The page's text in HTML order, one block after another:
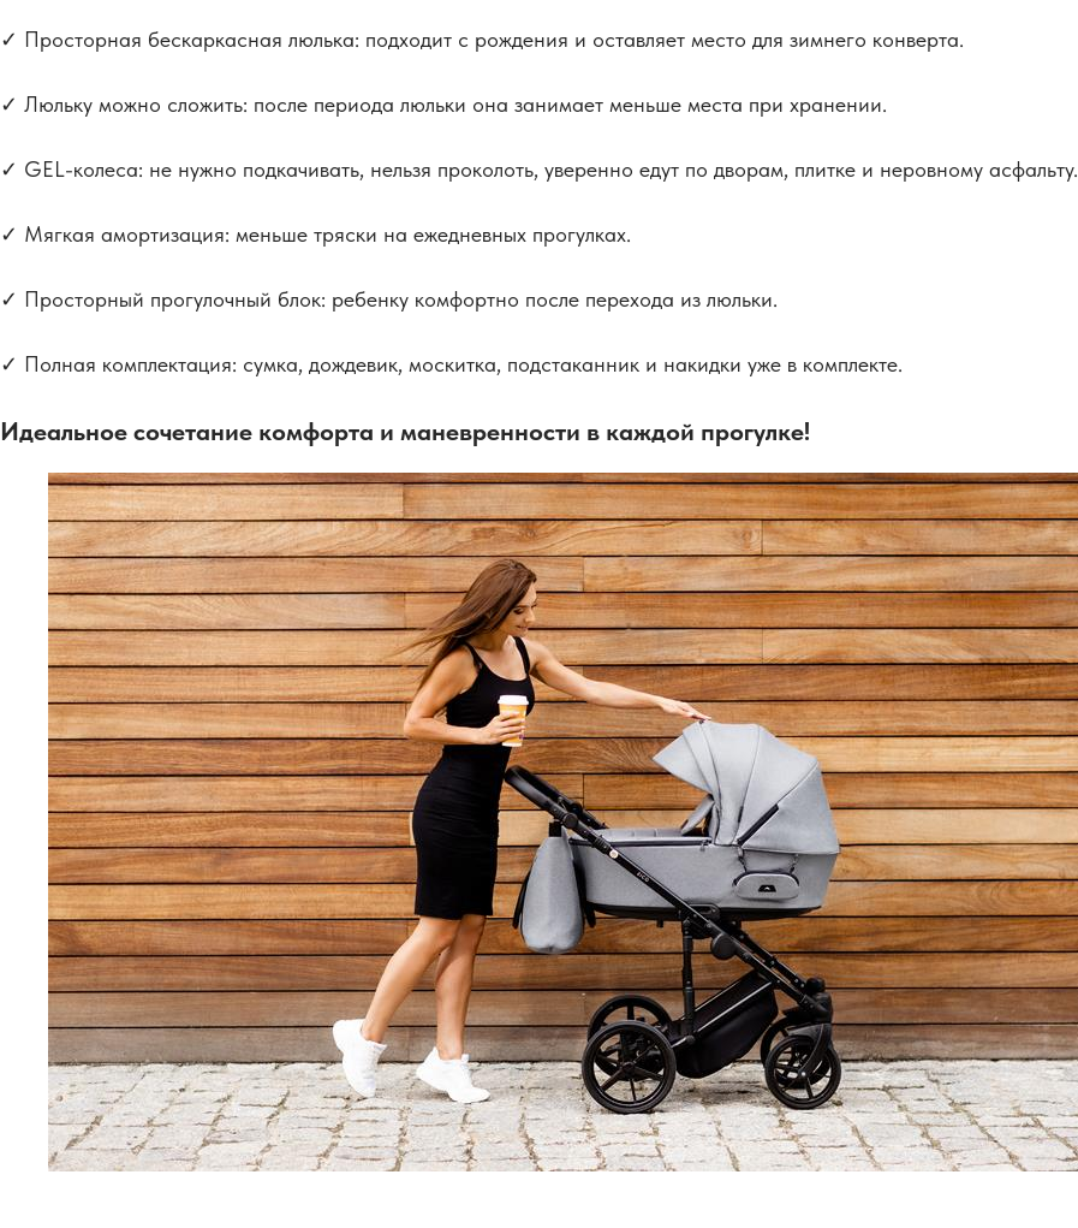
✓ Просторная бескаркасная люлька: подходит с рождения и оставляет место для зимнего конверта.
✓ Люльку можно сложить: после периода люльки она занимает меньше места при хранении.
✓ GEL-колеса: не нужно подкачивать, нельзя проколоть, уверенно едут по дворам, плитке и неровному асфальту.
✓ Мягкая амортизация: меньше тряски на ежедневных прогулках.
✓ Просторный прогулочный блок: ребенку комфортно после перехода из люльки.
✓ Полная комплектация: сумка, дождевик, москитка, подстаканник и накидки уже в комплекте.
Идеальное сочетание комфорта и маневренности в каждой прогулке!